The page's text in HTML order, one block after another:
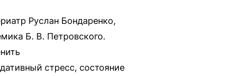
Руслан Бондаренко,
Б. В. Петровского.
стресс, состояние